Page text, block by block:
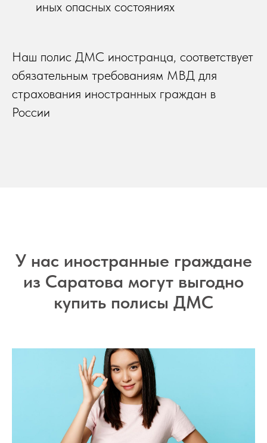
иных опасных состояниях
Наш полис ДМС иностранца, соответствует
обязательным требованиям МВД для
страхования иностранных граждан в
России
У нас иностранные граждане
из Саратова могут выгодно
купить полисы ДМС